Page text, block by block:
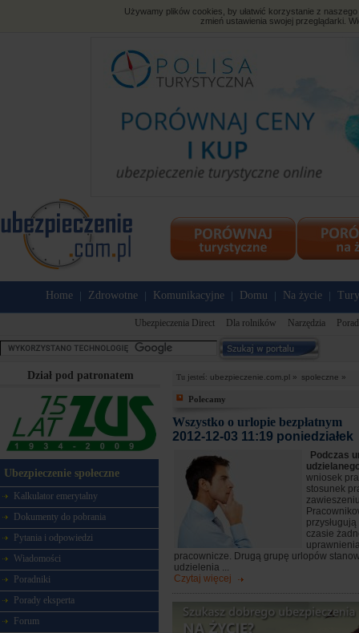
Używamy plików cookies, by ułatwić korzystanie z
zmień ustawienia swojej przeglądarki.
Home Zdrowotne Komunikacyjne Domu Na życie
Ubezpieczenia Direct Dla rolników Narzędzia
Dział pod patronatem
Ubezpieczenie społeczne
Kalkulator emerytalny
Dokumenty do pobrania
Pytania i odpowiedzi
Wiadomości
Poradniki
Porady eksperta
Forum
Tu jesteś: ubezpieczenie.com.pl » spoleczne »
Polecamy
Wszystko o urlopie bezpłatnym
2012-12-03 11:19 poniedziałek
Podczas
wniosek
stosunek
czasie
pracownicze. Drugą grupę urlopów
udzielenia ...
Czytaj więcej